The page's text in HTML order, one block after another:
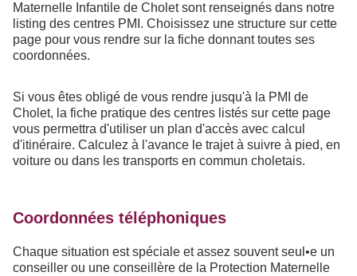
Maternelle Infantile de Cholet sont renseignés dans notre
listing des centres PMI. Choisissez une structure sur cette
page pour vous rendre sur la fiche donnant toutes ses
coordonnées.
Si vous êtes obligé de vous rendre jusqu'à la PMI de
Cholet, la fiche pratique des centres listés sur cette page
vous permettra d'utiliser un plan d'accès avec calcul
d'itinéraire. Calculez à l'avance le trajet à suivre à pied, en
voiture ou dans les transports en commun choletais.
Coordonnées téléphoniques
Chaque situation est spéciale et assez souvent seul•e un
conseiller ou une conseillère de la Protection Maternelle